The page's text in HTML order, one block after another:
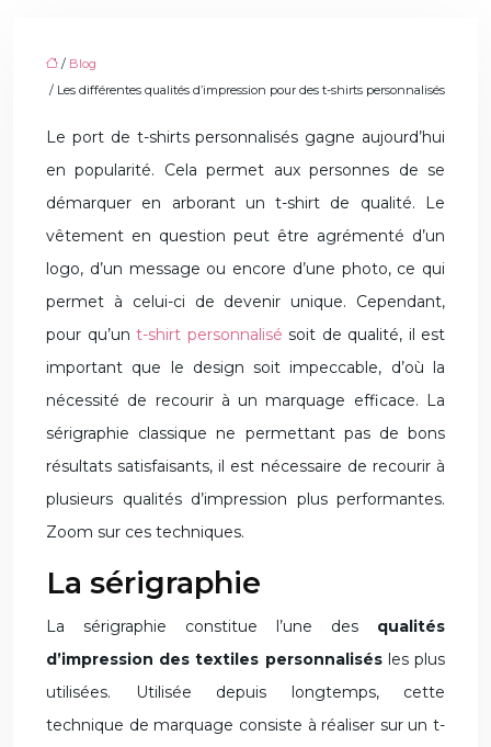
/ Blog
/ Les différentes qualités d’impression pour des t-shirts personnalisés
Le port de t-shirts personnalisés gagne aujourd’hui
en popularité. Cela permet aux personnes de se
démarquer en arborant un t-shirt de qualité. Le
vêtement en question peut être agrémenté d’un
logo, d’un message ou encore d’une photo, ce qui
permet à celui-ci de devenir unique. Cependant,
pour qu’un t-shirt personnalisé soit de qualité, il est
important que le design soit impeccable, d’où la
nécessité de recourir à un marquage efficace. La
sérigraphie classique ne permettant pas de bons
résultats satisfaisants, il est nécessaire de recourir à
plusieurs qualités d’impression plus performantes.
Zoom sur ces techniques.
La sérigraphie
La sérigraphie constitue l’une des qualités
d’impression des textiles personnalisésles plus
utilisées. Utilisée depuis longtemps, cette
technique de marquage consiste à réaliser sur un t-